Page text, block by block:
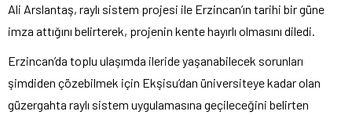
Ali Arslantaş, raylı sistem projesi ile Erzincan’ın tarihi bir güne
imza attığını belirterek, projenin kente hayırlı olmasını diledi.
Erzincan’da toplu ulaşımda ileride yaşanabilecek sorunları
şimdiden çözebilmek için Ekşisu’dan üniversiteye kadar olan
güzergahta raylı sistem uygulamasına geçileceğini belirten